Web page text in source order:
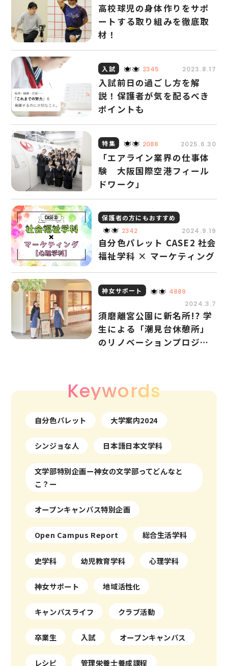
高校球児の身体作りをサポ
ートする取り組みを徹底取
材！
入試 2345 2023.8.17
入試前日の過ごし方を解
説！保護者が気を配るべき
ポイントも
特集 2088 2025.6.30
「エアライン業界の仕事体
験 大阪国際空港フィール
ドワーク」
保護者の方にもおすすめ
2342
2024.9.19
自分色パレット CASE2 社会
福祉学科 × マーケティング
神女サポート
4889
2024.3.7
須磨離宮公園に新名所!? 学
生による「潮見台休憩所」
のリノベーションプロジェ
Keywords
自分色パレット 大学案内2024
シンジョな人 日本語日本文学科
文学部特別企画ー神女の文学部ってどんなと
こ？ー
オープンキャンパス特別企画
Open Campus Report 総合生活学科
史学科 幼児教育学科 心理学科
神女サポート 地域活性化
キャンパスライフ クラブ活動
卒業生 入試 オープンキャンパス
レシピ 管理栄養士養成課程